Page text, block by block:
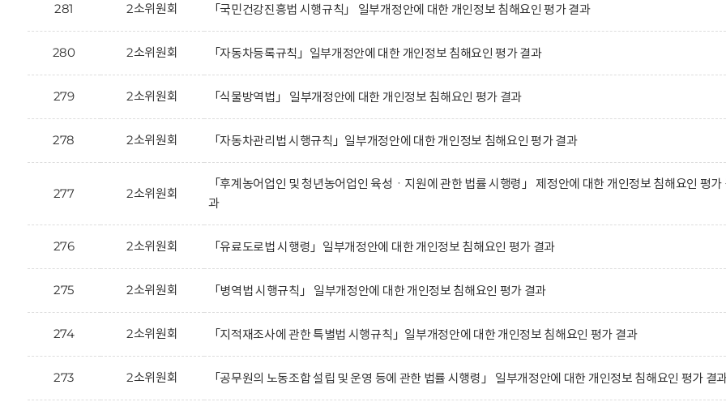
281 2소위원회 「국민건강진흥법 시행규칙」 일부개정안에 대한 개인정보 침해요인 평가 결과
280 2소위원회 「자동차등록규칙」일부개정안에 대한 개인정보 침해요인 평가 결과
279 2소위원회 「식물방역법」 일부개정안에 대한 개인정보 침해요인 평가 결과
278 2소위원회 「자동차관리법 시행규칙」일부개정안에 대한 개인정보 침해요인 평가 결과
277 2소위원회
「후계농어업인 및 청년농어업인 육성ㆍ지원에 관한 법률 시행령」 제정안에 대한 개인정보 침해요인 평가
과
276 2소위원회 「유료도로법 시행령」일부개정안에 대한 개인정보 침해요인 평가 결과
275 2소위원회 「병역법 시행규칙」 일부개정안에 대한 개인정보 침해요인 평가 결과
274 2소위원회 「지적재조사에 관한 특별법 시행규칙」일부개정안에 대한 개인정보 침해요인 평가 결과
273 2소위원회 「공무원의 노동조합 설립 및 운영 등에 관한 법률 시행령」 일부개정안에 대한 개인정보 침해요인 평가 결